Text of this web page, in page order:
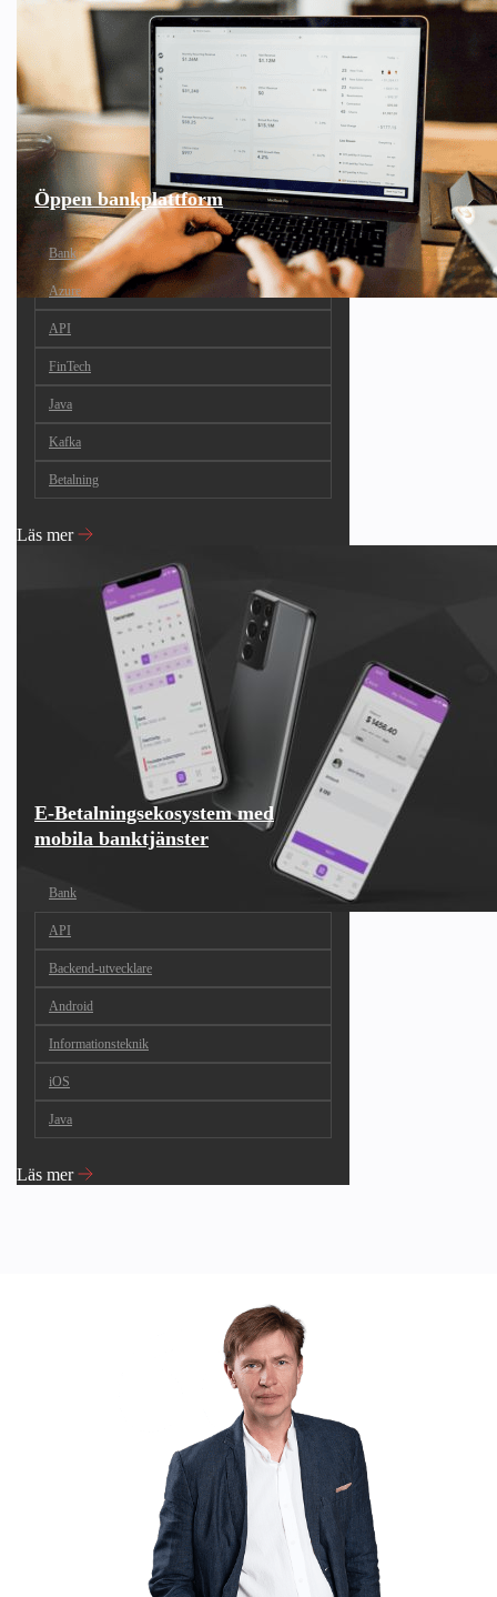
Öppen bankplattform
Bank
Azure
API
FinTech
Java
Kafka
Betalning
Läs mer
E-Betalningsekosystem med
mobila banktjänster
Bank
API
Backend-utvecklare
Android
Informationsteknik
iOS
Java
Läs mer